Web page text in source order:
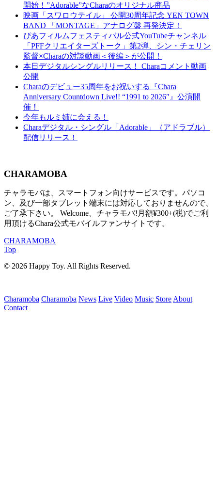
開始！”Adorable”なCharaのオリジナル商品
映画「スワロウテイル」 公開30周年記念 YEN TOWN
BAND 「MONTAGE」アナログ盤 再発決定！
ぴあフィルムフェスティバル公式YouTubeチャンネル
「PFFクリエイターズトーク」第2弾、シン・チェリン
監督×Charaの対談動画＜後編＞が公開！
本日デジタルシングルリリース！ Charaコメント動画
公開
Charaのデビュー35周年をお祝いする『Chara
Anniversary Countdown Live!! “1991 to 2026″』公演開
催！
今年もルミ姉に会える！
Charaデジタル・シングル「Adorable」（アドラブル）
配信リリース！
CHARAMOBA
チャラモバは、スマートフォン向けサービスです。パソコ
ン、及び一部タブレット端末には対応しておりませんので、
ご了承下さい。 Welcome、チャラモバ!月額¥300+(税)でご利
用頂けるChara公式モバイルファンサイトです。
CHARAMOBA
Top
© 2026 Happy Toy. All Rights Reserved.
Charamoba Charamoba News Live Video Music Store About
Contact